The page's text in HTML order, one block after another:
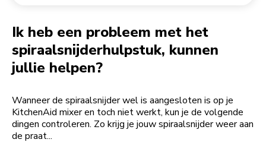
Ik heb een probleem met het
spiraalsnijderhulpstuk, kunnen
jullie helpen?
Wanneer de spiraalsnijder wel is aangesloten is op je
KitchenAid mixer en toch niet werkt, kun je de volgende
dingen controleren. Zo krijg je jouw spiraalsnijder weer aan
de praat...